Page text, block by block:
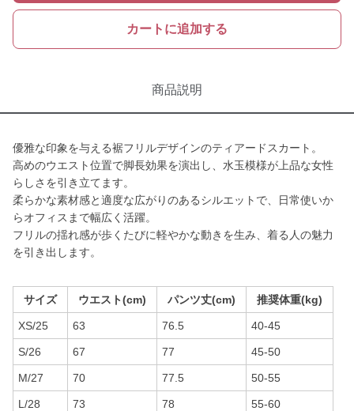
カートに追加する
商品説明
優雅な印象を与える裾フリルデザインのティアードスカート。
高めのウエスト位置で脚長効果を演出し、水玉模様が上品な女性
らしさを引き立てます。
柔らかな素材感と適度な広がりのあるシルエットで、日常使いか
らオフィスまで幅広く活躍。
フリルの揺れ感が歩くたびに軽やかな動きを生み、着る人の魅力
を引き出します。
サイズ ウエスト(cm) パンツ丈(cm) 推奨体重(kg)
XS/25 63 76.5 40-45
S/26 67 77 45-50
M/27 70 77.5 50-55
L/28 73 78 55-60